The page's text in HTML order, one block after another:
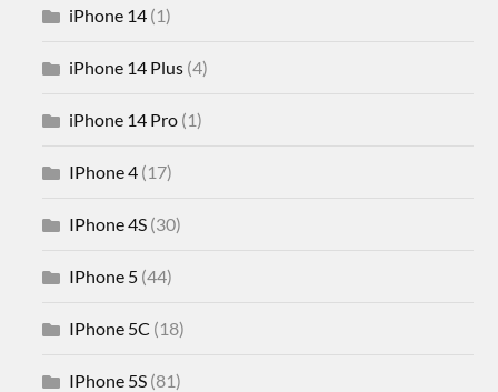
iPhone 14 (1)
iPhone 14 Plus (4)
iPhone 14 Pro (1)
IPhone 4 (17)
IPhone 4S (30)
IPhone 5 (44)
IPhone 5C (18)
IPhone 5S (81)